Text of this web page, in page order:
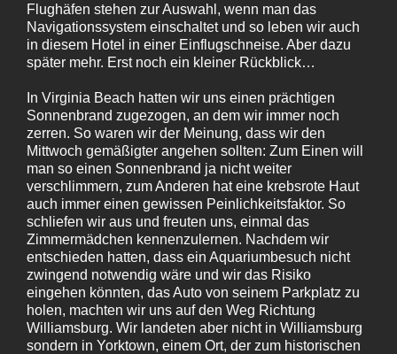
Flughäfen stehen zur Auswahl, wenn man das
Navigationssystem einschaltet und so leben wir auch
in diesem Hotel in einer Einflugschneise. Aber dazu
später mehr. Erst noch ein kleiner Rückblick…
In Virginia Beach hatten wir uns einen prächtigen
Sonnenbrand zugezogen, an dem wir immer noch
zerren. So waren wir der Meinung, dass wir den
Mittwoch gemäßigter angehen sollten: Zum Einen will
man so einen Sonnenbrand ja nicht weiter
verschlimmern, zum Anderen hat eine krebsrote Haut
auch immer einen gewissen Peinlichkeitsfaktor. So
schliefen wir aus und freuten uns, einmal das
Zimmermädchen kennenzulernen. Nachdem wir
entschieden hatten, dass ein Aquariumbesuch nicht
zwingend notwendig wäre und wir das Risiko
eingehen könnten, das Auto von seinem Parkplatz zu
holen, machten wir uns auf den Weg Richtung
Williamsburg. Wir landeten aber nicht in Williamsburg
sondern in Yorktown, einem Ort, der zum historischen